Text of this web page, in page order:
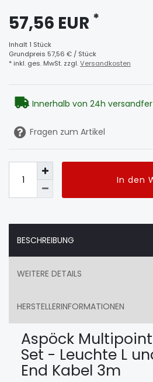
57,56 EUR *
Inhalt1 Stück
Grundpreis 57,56 € / Stück
* inkl. ges. MwSt. zzgl.Versandkosten
Innerhalb von 24h
Fragen zum Artikel
In den
BESCHREIBUNG
WEITERE DETAILS
HERSTELLERINFORMATIONEN
Aspöck
Set - Leuchte L
End Kabel 3m